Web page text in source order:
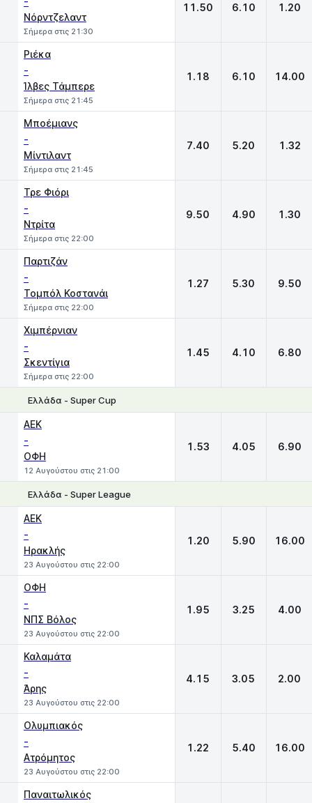
Νόρντζελαντ
Σήμερα στις 21:30
11.50 6.10 1.20
Ριέκα
-
Ίλβες Τάμπερε
Σήμερα στις 21:45
1.18 6.10 14.00
Μποέμιανς
-
Μίντιλαντ
Σήμερα στις 21:45
7.40 5.20 1.32
Τρε Φιόρι
-
Ντρίτα
Σήμερα στις 22:00
9.50 4.90 1.30
Παρτιζάν
-
Τομπόλ Κοστανάι
Σήμερα στις 22:00
1.27 5.30 9.50
Χιμπέρνιαν
-
Σκεντίγια
Σήμερα στις 22:00
1.45 4.10 6.80
Ελλάδα - Super Cup
ΑΕΚ
-
ΟΦΗ
12 Αυγούστου στις 21:00
1.53 4.05 6.90
Ελλάδα - Super League
ΑΕΚ
-
Ηρακλής
23 Αυγούστου στις 22:00
1.20 5.90 16.00
ΟΦΗ
-
ΝΠΣ Βόλος
23 Αυγούστου στις 22:00
1.95 3.25 4.00
Καλαμάτα
-
Άρης
23 Αυγούστου στις 22:00
4.15 3.05 2.00
Ολυμπιακός
-
Ατρόμητος
23 Αυγούστου στις 22:00
1.22 5.40 16.00
Παναιτωλικός